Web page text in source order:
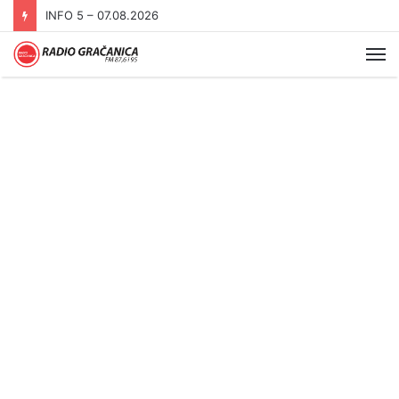
INFO 5 – 06.08.2026.